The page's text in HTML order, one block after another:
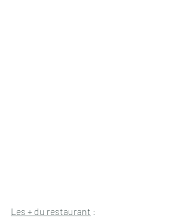
Les + du restaurant :